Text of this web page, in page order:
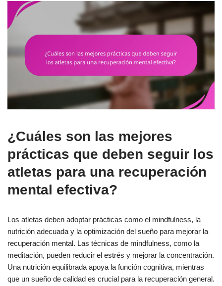
¿Cuáles son las mejores
prácticas que deben seguir los
atletas para una recuperación
mental efectiva?
Los atletas deben adoptar prácticas como el mindfulness, la
nutrición adecuada y la optimización del sueño para mejorar la
recuperación mental. Las técnicas de mindfulness, como la
meditación, pueden reducir el estrés y mejorar la concentración.
Una nutrición equilibrada apoya la función cognitiva, mientras
que un sueño de calidad es crucial para la recuperación general.